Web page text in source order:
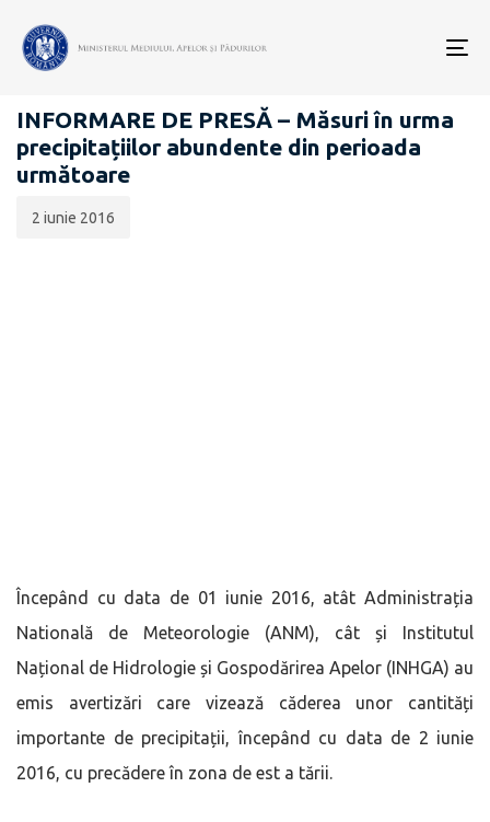
COMUNICATE DE PRESĂ
INFORMARE DE PRESĂ – Măsuri în urma
precipitațiilor abundente din perioada
următoare
publicării:
2 iunie 2016
Începând cu data de 01 iunie 2016, atât Administrația
Natională de Meteorologie (ANM), cât și Institutul
Național de Hidrologie și Gospodărirea Apelor (INHGA) au
emis avertizări care vizează căderea unor cantități
importante de precipitații, începând cu data de 2 iunie
2016, cu precădere în zona de est a tării.